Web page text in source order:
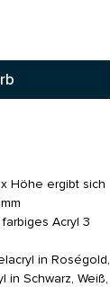
Höhe ergibt sich
Acryl 3
in Roségold,
in Schwarz, Weiß,